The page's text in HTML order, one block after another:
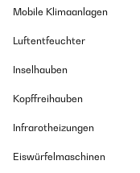
Mobile Klimaanlagen
Luftentfeuchter
Inselhauben
Kopffreihauben
Infrarotheizungen
Eiswürfelmaschinen